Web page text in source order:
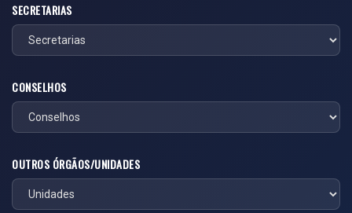
SECRETARIAS
CONSELHOS
OUTROS ÓRGÃOS/UNIDADES